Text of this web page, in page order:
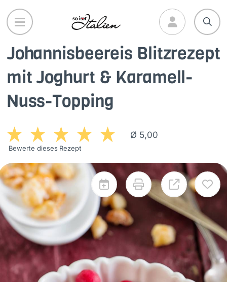
Direkt
zum
Inhalt
Johannisbeereis Blitzrezept
mit Joghurt & Karamell-
Nuss-Topping
Ø 5,00
Bewerte dieses Rezept